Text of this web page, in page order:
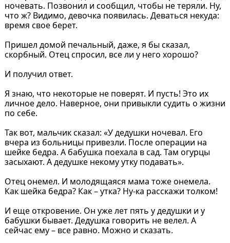
ночевать. Позвонил и сообщил, чтобы не теряли. Ну,
что ж? Видимо, девочка появилась. Деваться некуда:
время свое берет.
Пришел домой печальный, даже, я бы сказал,
скорбный. Отец спросил, все ли у него хорошо?
И получил ответ.
Я знаю, что некоторые не поверят. И пусть! Это их
личное дело. Наверное, они привыкли судить о жизни
по себе.
Так вот, мальчик сказал: «У дедушки ночевал. Его
вчера из больницы привезли. После операции на
шейке бедра. А бабушка поехала в сад. Там огурцы
засыхают. А дедушке некому утку подавать».
Отец онемел. И молодящаяся мама тоже онемела.
Как шейка бедра? Как – утка? Ну-ка расскажи толком!
И еще откровение. Он уже лет пять у дедушки и у
бабушки бывает. Дедушка говорить не велел. А
сейчас ему – все равно. Можно и сказать.